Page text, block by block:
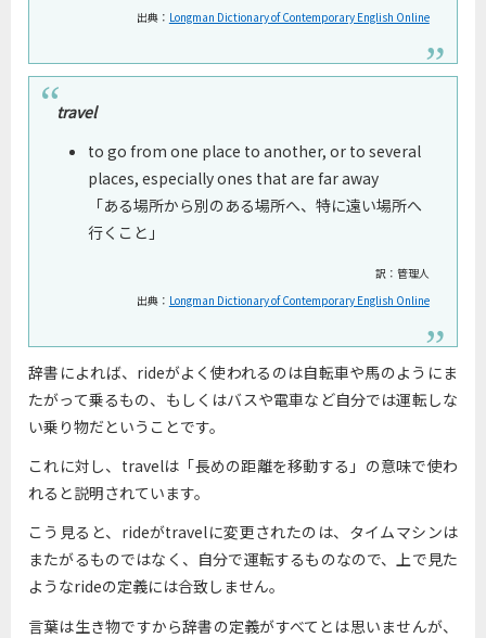
出典： Longman Dictionary of Contemporary English Online
travel
to go from one place to another, or to several
places, especially ones that are far away
「ある場所から別のある場所へ、特に遠い場所へ
行くこと」
訳：管理人
出典： Longman Dictionary of Contemporary English Online
辞書によれば、rideがよく使われるのは自転車や馬のようにま
たがって乗るもの、もしくはバスや電車など自分では運転しな
い乗り物だということです。
これに対し、travelは「長めの距離を移動する」の意味で使わ
れると説明されています。
こう見ると、rideがtravelに変更されたのは、タイムマシンは
またがるものではなく、自分で運転するものなので、上で見た
ようなrideの定義には合致しません。
言葉は生き物ですから辞書の定義がすべてとは思いませんが、